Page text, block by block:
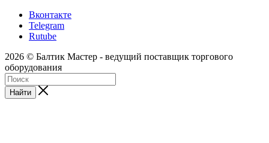
Вконтакте
Telegram
Rutube
2026 © Балтик Мастер - ведущий поставщик торгового
оборудования
Найти